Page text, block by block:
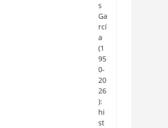
s
Ga
rcí
a
(1
95
0-
20
26
):
hi
st